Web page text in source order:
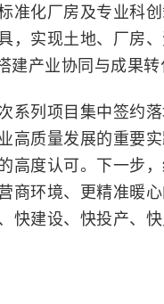
准化厂房及专业科
，实现土地、厂房
建产业协同与成果转
系列项目集中签约
高质量发展的重要
高度认可。下一步，
商环境、更精准暖
快建设、快投产、